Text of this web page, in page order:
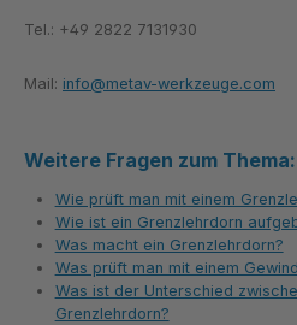
Tel.: +49 2822 7131930
Mail: info@metav-werkzeuge.com
Weitere Fragen zum Thema:
Wie prüft man mit einem
Wie ist ein Grenzlehrdorn
Was macht ein Grenzlehrdorn?
Was prüft man mit einem
Was ist der Unterschied
Grenzlehrdorn?